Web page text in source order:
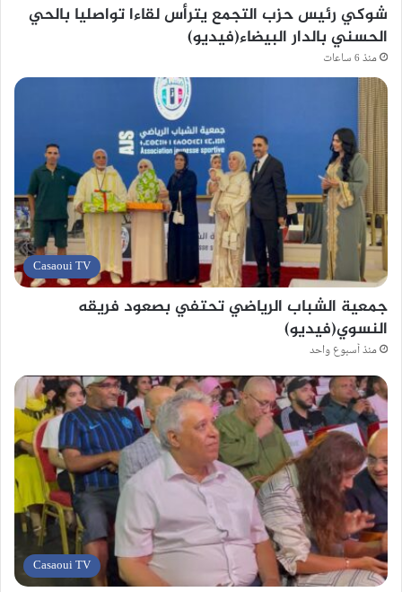
شوكي رئيس حزب التجمع يترأس لقاءا تواصليا بالحي
الحسني بالدار البيضاء(فيديو)
منذ 6 ساعات
Casaoui TV
جمعية الشباب الرياضي تحتفي بصعود فريقه
النسوي(فيديو)
منذ أسبوع واحد
Casaoui TV